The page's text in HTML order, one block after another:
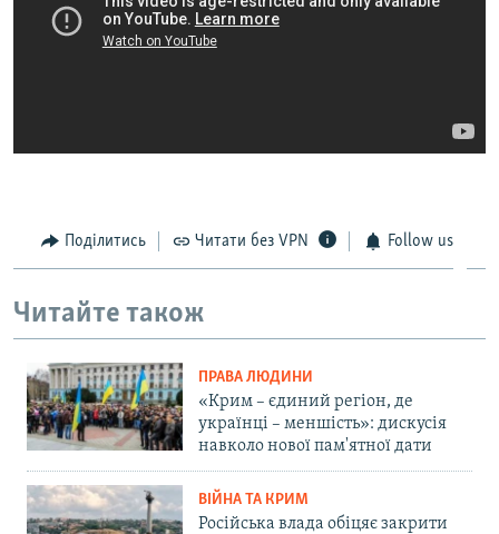
Поділитись Читати без VPN Follow us
Читайте також
ПРАВА ЛЮДИНИ
«Крим – єдиний регіон, де
українці – меншість»: дискусія
навколо нової пам'ятної дати
ВІЙНА ТА КРИМ
Російська влада обіцяє закрити